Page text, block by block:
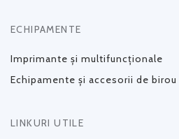
ECHIPAMENTE
Imprimante și multifuncționale
Echipamente și accesorii de birou
LINKURI UTILE